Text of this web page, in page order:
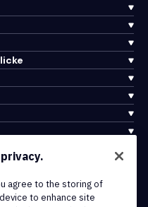
agree to the storing of
to enhance site